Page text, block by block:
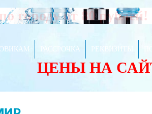
городу от 80 рублей!
РАССРОЧКА РЕКВИЗИТЫ
ЦЕНЫ НА